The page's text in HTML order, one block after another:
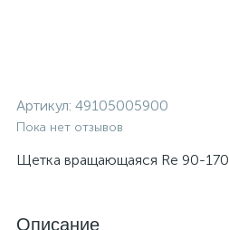
Артикул: 49105005900
Пока нет отзывов
Щетка вращающаяся Rе 90-170
Описание